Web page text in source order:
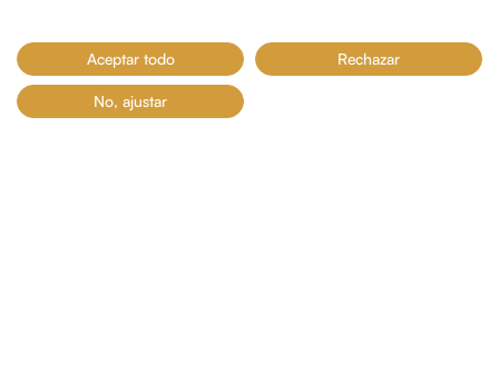
Aceptar todo Rechazar
No, ajustar